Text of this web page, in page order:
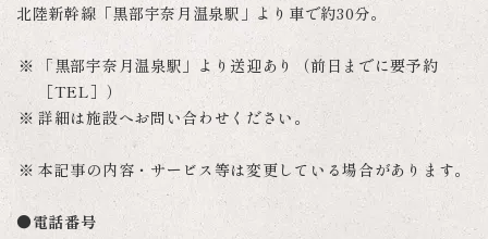
北陸新幹線「黒部宇奈月温泉駅」より車で約30分。
「黒部宇奈月温泉駅」より送迎あり（前日までに要予約
［TEL］）
詳細は施設へお問い合わせください。
本記事の内容・サービス等は変更している場合があります。
●電話番号